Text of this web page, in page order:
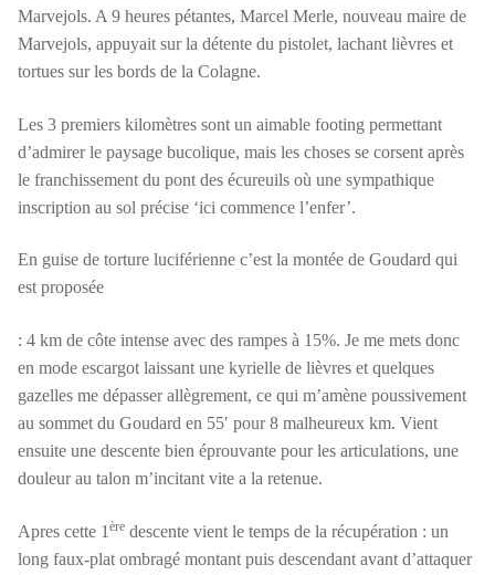
Marvejols. A 9 heures pétantes, Marcel Merle, nouveau maire de
Marvejols, appuyait sur la détente du pistolet, lachant lièvres et
tortues sur les bords de la Colagne.
Les 3 premiers kilomètres sont un aimable footing permettant
d’admirer le paysage bucolique, mais les choses se corsent après
le franchissement du pont des écureuils où une sympathique
inscription au sol précise ‘ici commence l’enfer’.
En guise de torture luciférienne c’est la montée de Goudard qui
est proposée
: 4 km de côte intense avec des rampes à 15%. Je me mets donc
en mode escargot laissant une kyrielle de lièvres et quelques
gazelles me dépasser allègrement, ce qui m’amène poussivement
au sommet du Goudard en 55′ pour 8 malheureux km. Vient
ensuite une descente bien éprouvante pour les articulations, une
douleur au talon m’incitant vite a la retenue.
Apres cette 1 ère descente vient le temps de la récupération : un
long faux-plat ombragé montant puis descendant avant d’attaquer